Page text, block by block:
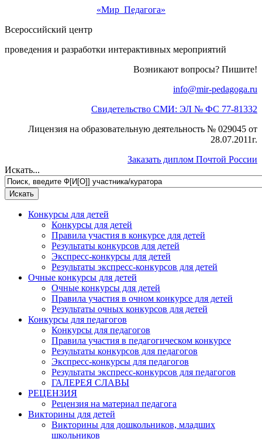
«Мир Педагога»
Всероссийский центр
проведения и разработки интерактивных мероприятий
Возникают вопросы? Пишите!
info@mir-pedagoga.ru
Свидетельство СМИ: ЭЛ № ФС 77-81332
Лицензия на образовательную деятельность № 029045 от
28.07.2011г.
Заказать диплом Почтой России
Искать...
Конкурсы для детей
Конкурсы для детей
Правила участия в конкурсе для детей
Результаты конкурсов для детей
Экспресс-конкурсы для детей
Результаты экспресс-конкурсов для детей
Очные конкурсы для детей
Очные конкурсы для детей
Правила участия в очном конкурсе для детей
Результаты очных конкурсов для детей
Конкурсы для педагогов
Конкурсы для педагогов
Правила участия в педагогическом конкурсе
Результаты конкурсов для педагогов
Экспресс-конкурсы для педагогов
Результаты экспресс-конкурсов для педагогов
ГАЛЕРЕЯ СЛАВЫ
РЕЦЕНЗИЯ
Рецензия на материал педагога
Викторины для детей
Викторины для дошкольников, младших
школьников